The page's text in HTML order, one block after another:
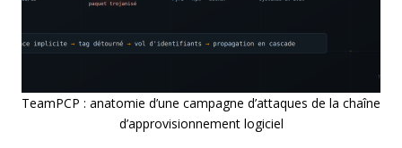
TeamPCP : anatomie d’une campagne d’attaques de la chaîne
d’approvisionnement logiciel